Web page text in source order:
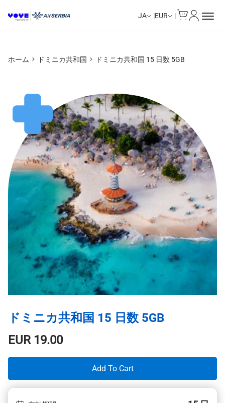
JA EUR
ホーム ドミニカ共和国 ドミニカ共和国 15 日数 5GB
ドミニカ共和国 15 日数 5GB
EUR19.00
Add To Cart